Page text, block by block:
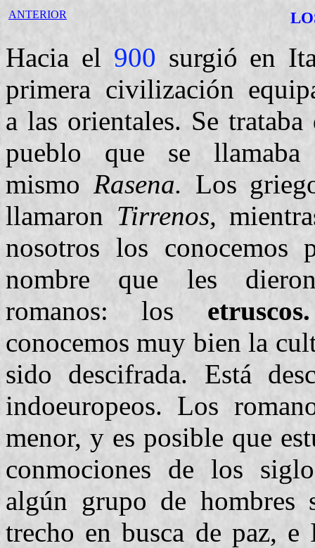
ANTERIOR
Hacia el 900 surgió en
primera civilización
a las orientales. Se trataba
pueblo que se
mismoRasena. Los
llamaron Tirrenos,
nosotros los conocemos
nombre que les
romanos: los etruscos.
conocemos muy bien la
sido descifrada. Está
indoeuropeos. Los
menor, y es posible que
conmociones de los
algún grupo de hombres
trecho en busca de paz,